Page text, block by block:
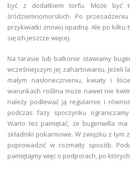
być z dodatkiem torfu. Może być
śródziemnomorskich. Po
przykwiatki znowu opadną. Ale po kilku
się ich jeszcze więcej.
Na tarasie lub balkonie stawiamy
wcześniejszym jej zahartowaniu. Jeżeli
małym nasłonecznieniu, kwiaty i
warunkach roślina może nawet nie
należy podlewać ją regularnie i
podczas fazy spoczynku
Warto też pamiętać, że bugenwilla
składniki pokarmowe. W związku z tym
poprowadzić w rozmaity sposób.
pamiętajmy więc o podporach, po